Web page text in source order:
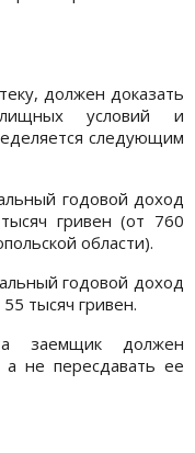
должен доказать
условий и
следующим
годовой доход
гривен (от 760
области).
годовой доход
тысяч гривен.
заемщик должен
а не пересдавать ее